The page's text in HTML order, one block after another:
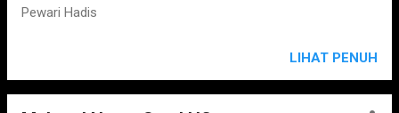
Pewari Hadis
LIHAT PENUH